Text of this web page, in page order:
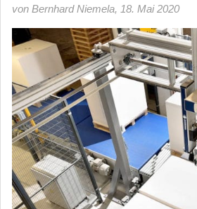
von Bernhard Niemela, 18. Mai 2020